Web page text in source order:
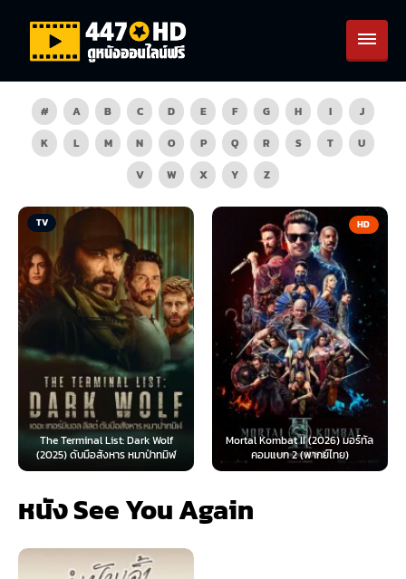
# A B C D E F G H I
J
K
L M N O P Q R S T
U
V
W X Y Z
TV
The Terminal List: Dark Wolf
(2025) ดับมือสังหาร หมาป่าทมิฬ
HD
Mortal Kombat II (2026) มอร์ทัล
คอมแบท 2 (พากย์ไทย)
หนัง See You Again